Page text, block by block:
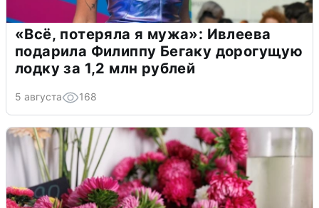
«Всё, потеряла я мужа»: Ивлеева
подарила Филиппу Бегаку дорогущую
лодку за 1,2 млн рублей
5 августа 168